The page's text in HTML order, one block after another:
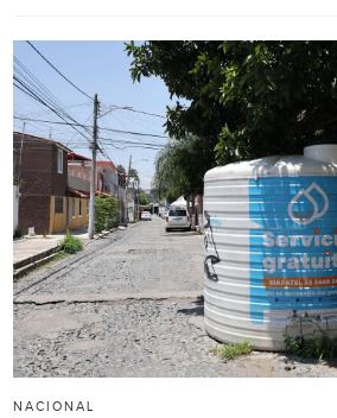
NACIONAL